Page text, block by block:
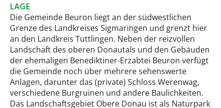
LAGE
Die Gemeinde Beuron liegt an der südwestlichen
Grenze des Landkreises Sigmaringen und grenzt hier
an den Landkreis Tuttlingen. Neben der reizvollen
Landschaft des oberen Donautals und den Gebäuden
der ehemaligen Benediktiner-Erzabtei Beuron verfügt
die Gemeinde noch über mehrere sehenswerte
Anlagen, darunter das (private) Schloss Werenwag,
verschiedene Burgruinen und andere Baulichkeiten.
Das Landschaftsgebiet Obere Donau ist als Naturpark